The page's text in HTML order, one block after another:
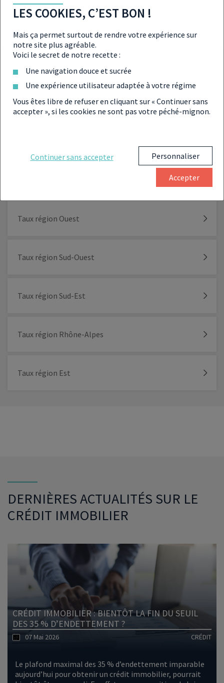
DÉCOUVREZ LES TAUX DANS LES
AUTRES RÉGIONS
Taux région Ouest
Taux région Sud-Ouest
Taux région Sud-Est
Taux région Rhône-Alpes
Taux région Est
DERNIÈRES ACTUALITÉS SUR LE
CRÉDIT IMMOBILIER
CRÉDIT IMMOBILIER : BIENTÔT LA FIN DU SEUIL
DES 35 % D’ENDETTEMENT ?
07 Mai 2026 CRÉDIT
Le plafond maximal des 35 % d’endettement imparable
aujourd’hui pour obtenir un crédit immobilier, pourrait
LES COOKIES, C’EST BON !
Mais ça permet surtout de rendre votre expérience sur
notre site plus agréable.
Voici le secret de notre recette :
Une navigation douce et sucrée
Une expérience utilisateur adaptée à votre régime
Vous êtes libre de refuser en cliquant sur « Continuer sans
accepter », si les cookies ne sont pas votre péché-mignon.
Continuer sans accepter Personnaliser
Accepter